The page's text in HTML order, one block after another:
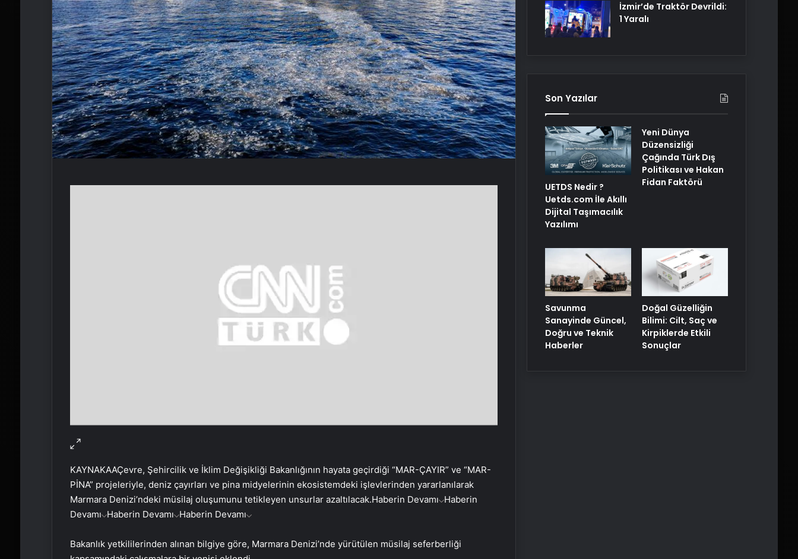
KAYNAKAAÇevre, Şehircilik ve İklim Değişikliği Bakanlığının hayata geçirdiği “MAR-ÇAYIR” ve “MAR-
PİNA” projeleriyle, deniz çayırları ve pina midyelerinin ekosistemdeki işlevlerinden yararlanılarak
Marmara Denizi’ndeki müsilaj oluşumunu tetikleyen unsurlar azaltılacak.Haberin Devamı Haberin
Devamı Haberin Devamı Haberin Devamı
Bakanlık yetkililerinden alınan bilgiye göre, Marmara Denizi’nde yürütülen müsilaj seferberliği
İzmir’de Traktör Devrildi:
1 Yaralı
Son Yazılar
UETDS Nedir ?
Uetds.com İle Akıllı
Dijital Taşımacılık
Yazılımı
Yeni Dünya
Düzensizliği
Çağında Türk Dış
Politikası ve Hakan
Fidan Faktörü
Savunma
Sanayinde Güncel,
Doğru ve Teknik
Haberler
Doğal Güzelliğin
Bilimi: Cilt, Saç ve
Kirpiklerde Etkili
Sonuçlar